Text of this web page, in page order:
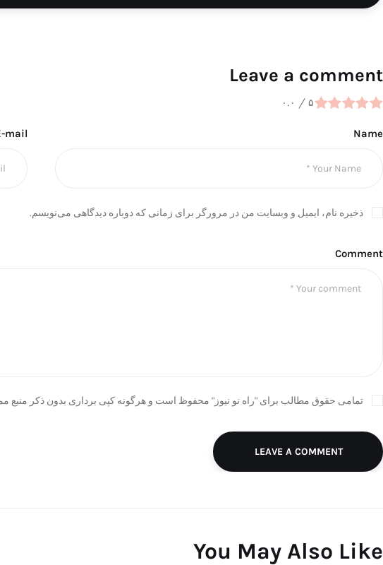
Leave a comment
۰.۰ / ۵
Name
mail
ذخیره نام، ایمیل و وبسایت من در مرورگر برای زمانی که دوباره دیدگاهی می‌نویسم.
Comment
تمامی حقوق مطالب برای "راه نو نیوز" محفوظ است و هرگونه کپی برداری بدون ذکر منبع
LEAVE A COMMENT
You May Also Like